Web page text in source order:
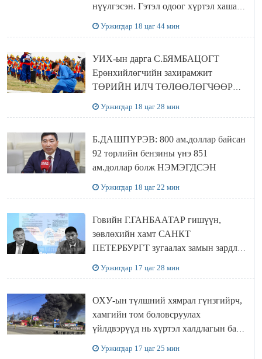
нүүлгэсэн. Гэтэл одоог хүртэл хашаа
Уржигдар 18 цаг 44 мин
УИХ-ын дарга С.БЯМБАЦОГТ
Ерөнхийлөгчийн захирамжит
ТӨРИЙН ИЛЧ ТӨЛӨӨЛӨГЧӨӨР
Уржигдар 18 цаг 28 мин
Б.ДАШПҮРЭВ: 800 ам.доллар байсан
92 төрлийн бензины үнэ 851
ам.доллар болж НЭМЭГДСЭН
Уржигдар 18 цаг 22 мин
Говийн Г.ГАНБААТАР гишүүн,
зөвлөхийн хамт САНКТ
ПЕТЕРБУРГТ зугаалах замын зардлаа
Уржигдар 17 цаг 28 мин
ОХУ-ын түлшний хямрал гүнзгийрч,
хамгийн том боловсруулах
үйлдвэрүүд нь хүртэл халдлагын бай
Уржигдар 17 цаг 25 мин